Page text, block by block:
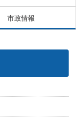
市政情報